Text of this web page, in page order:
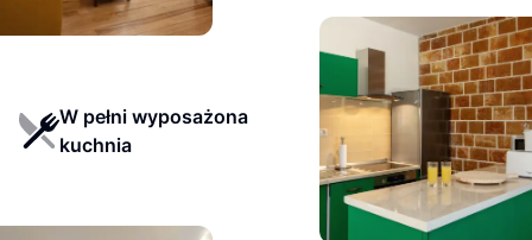
W pełni wyposażona
kuchnia